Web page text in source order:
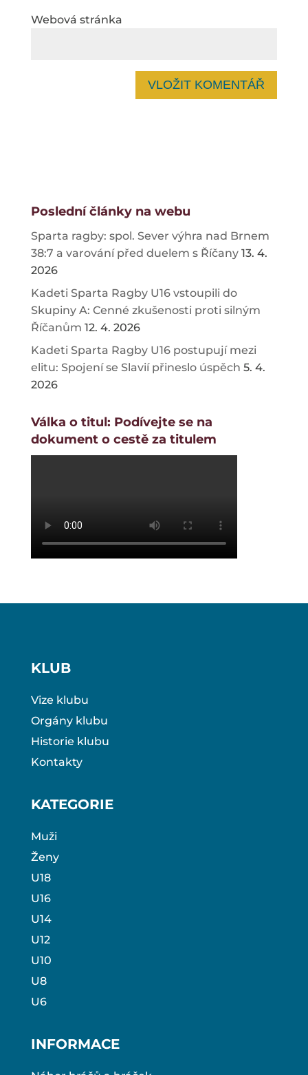
Webová stránka
Poslední články na webu
Sparta ragby: spol. Sever výhra nad Brnem
38:7 a varování před duelem s Říčany 13. 4.
2026
Kadeti Sparta Ragby U16 vstoupili do
Skupiny A: Cenné zkušenosti proti silným
Říčanům 12. 4. 2026
Kadeti Sparta Ragby U16 postupují mezi
elitu: Spojení se Slavií přineslo úspěch 5. 4.
2026
Válka o titul: Podívejte se na
dokument o cestě za titulem
KLUB
Vize klubu
Orgány klubu
Historie klubu
Kontakty
KATEGORIE
Muži
Ženy
U18
U16
U14
U12
U10
U8
U6
INFORMACE